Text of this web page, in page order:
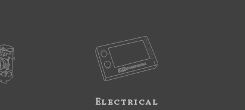
Electrical